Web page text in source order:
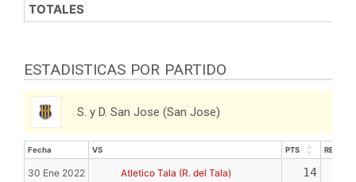
TOTALES
ESTADISTICAS POR PARTIDO
S. y D. San Jose (San Jose)
Fecha VS PTS
REB
30 Ene 2022 Atletico Tala (R. del Tala) 14